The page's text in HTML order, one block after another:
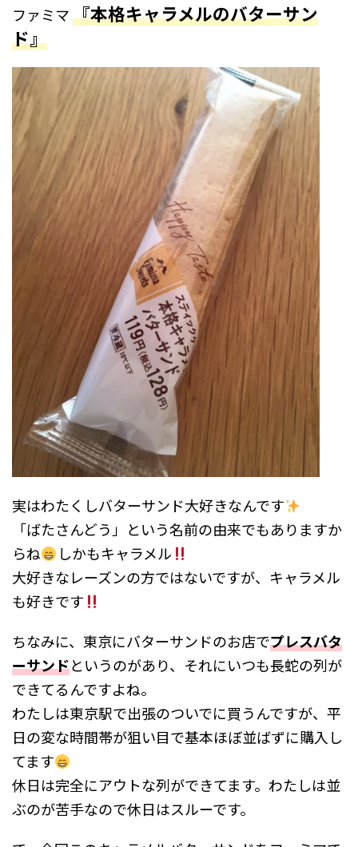
ファミマ『本格キャラメルのバターサン
ド』
実はわたくしバターサンド大好きなんです
「ばたさんどう」という名前の由来でもありますか
らね
しかもキャラメル
大好きなレーズンの方ではないですが、キャラメル
も好きです
ちなみに、東京にバターサンドのお店でプレスバタ
ーサンドというのがあり、それにいつも長蛇の列が
できてるんですよね。
わたしは東京駅で出張のついでに買うんですが、平
日の変な時間帯が狙い目で基本ほぼ並ばずに購入し
てます
休日は完全にアウトな列ができてます。わたしは並
ぶのが苦手なので休日はスルーです。